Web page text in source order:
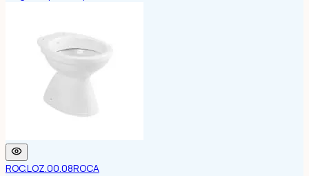
ROC.LOZ.00.08ROCA